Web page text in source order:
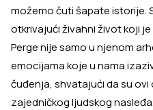
možemo čuti šapate istorije.
otkrivajući živahni život koji
Perge nije samo u njenom
emocijama koje u nama
čuđenja, shvatajući da su
zajedničkog ljudskog